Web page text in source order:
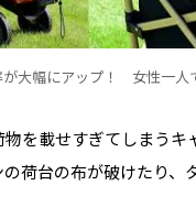
大幅にアップ！ 女性一人
を載せすぎてしまう
荷台の布が破けたり